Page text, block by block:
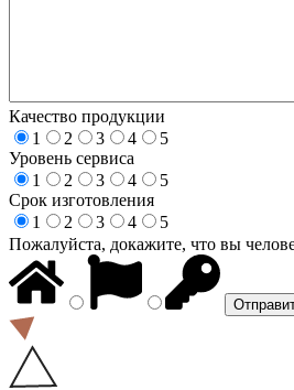
Качество продукции
1
2 3 4
5
Уровень сервиса
1
2 3 4
5
Срок изготовления
1
2 3 4
5
Пожалуйста, докажите, что вы